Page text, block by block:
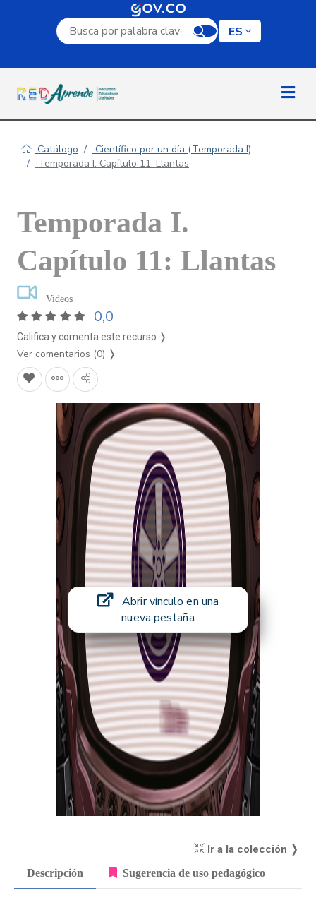
Campo de búsqueda por palabra clave
ES
Catálogo
Científico por un día (Temporada I)
Temporada I. Capítulo 11: Llantas
Temporada I.
Capítulo 11: Llantas
Videos
0,0
Califica y comenta este recurso ❭
Ver comentarios (0) ❭
Abrir vínculo en una
nueva pestaña
Ir a la colección ❭
Descripción Sugerencia de uso pedagógico